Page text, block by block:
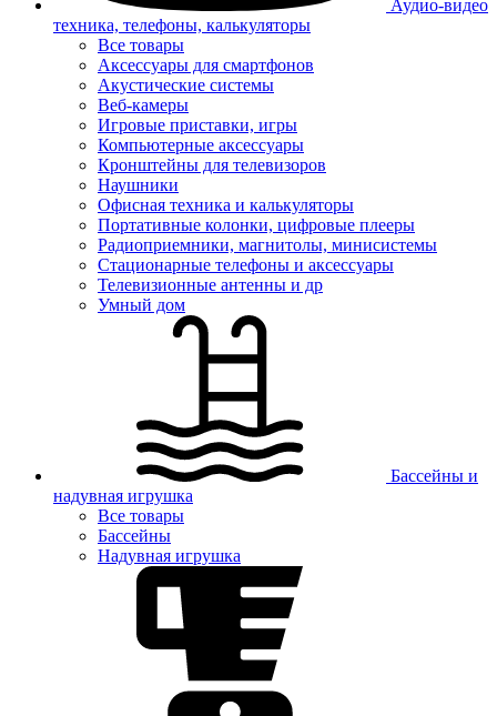
Аудио-видео
техника, телефоны, калькуляторы
Все товары
Аксессуары для смартфонов
Акустические системы
Веб-камеры
Игровые приставки, игры
Компьютерные аксессуары
Кронштейны для телевизоров
Наушники
Офисная техника и калькуляторы
Портативные колонки, цифровые плееры
Радиоприемники, магнитолы, минисистемы
Стационарные телефоны и аксессуары
Телевизионные антенны и др
Умный дом
Бассейны и
надувная игрушка
Все товары
Бассейны
Надувная игрушка